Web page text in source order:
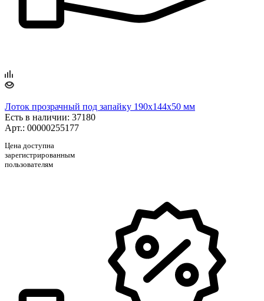
Лоток прозрачный под запайку 190х144х50 мм
Есть в наличии: 37180
Арт.: 00000255177
Цена доступна
зарегистрированным
пользователям